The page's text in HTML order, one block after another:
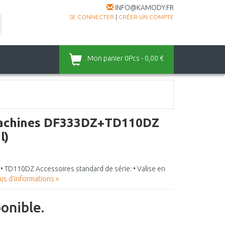
INFO@KAMODY.FR
SE CONNECTER | CRÉER UN COMPTE
Mon panier 0Pcs - 0,00 €
DF333DZ+TD110DZ
Accessoires standard de série: • Valise en
d'informations »